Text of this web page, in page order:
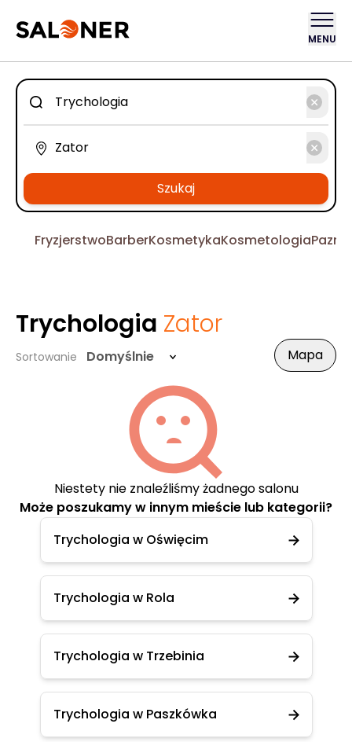
MENU
Szukaj
FryzjerstwoBarberKosmetykaKosmetologia
Trychologia Zator
Sortowanie Domyślnie Mapa
Niestety nie znaleźliśmy żadnego salonu
Może poszukamy w innym mieście lub kategorii?
Trychologia w Oświęcim
Trychologia w Rola
Trychologia w Trzebinia
Trychologia w Paszkówka